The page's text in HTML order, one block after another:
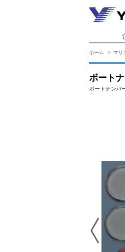
ホーム マリ
ボート
ボートナンバ